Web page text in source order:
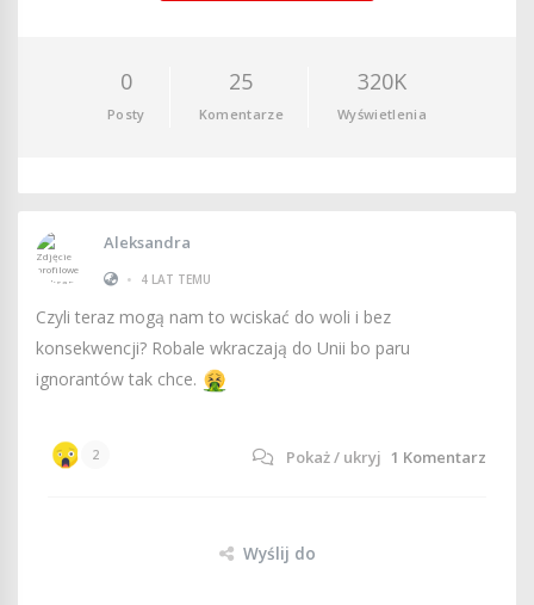
0
Posty
25
Komentarze
320K
Wyświetlenia
Aleksandra
•
4 LAT TEMU
Czyli teraz mogą nam to wciskać do woli i bez
konsekwencji? Robale wkraczają do Unii bo paru
ignorantów tak chce.
2 1 Komentarz
Wyślij do